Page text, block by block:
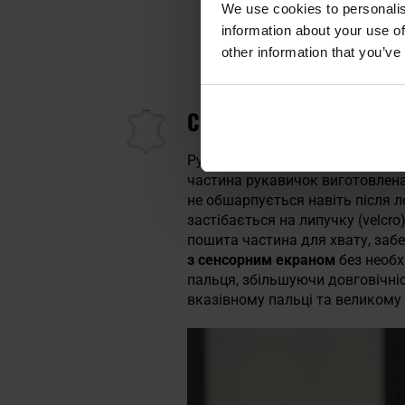
We use cookies to
information about your use
other information that
СИНТЕТИЧНА ШКІРА,
Рукавиці виготовлені з
частина рукавичок
не обшарпується навіть
застібається на липучку
пошита частина для хвату,
з сенсорним екраном без
пальця, збільшуючи
вказівному пальці та